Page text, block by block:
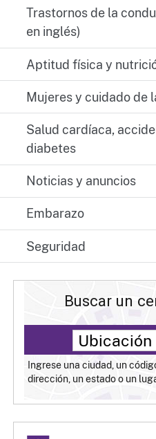
Trastornos de la
en inglés)
Aptitud física y
Mujeres y cuidado de
Salud cardíaca,
diabetes
Noticias y anuncios
Embarazo
Seguridad
Buscar un
Ingrese una ciudad, un
dirección, un estado o un